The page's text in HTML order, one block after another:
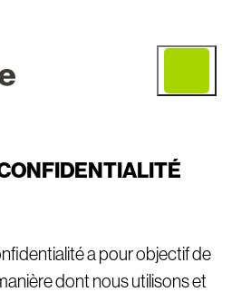
a pour objectif de
dont nous utilisons et